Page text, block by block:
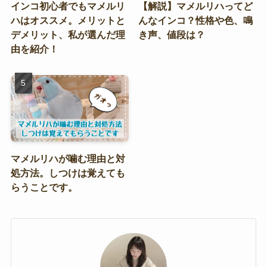
インコ初心者でもマメルリ
ハはオススメ。メリットと
デメリット、私が選んだ理
由を紹介！
【解説】マメルリハってど
んなインコ？性格や色、鳴
き声、値段は？
マメルリハが噛む理由と対
処方法。しつけは覚えても
らうことです。